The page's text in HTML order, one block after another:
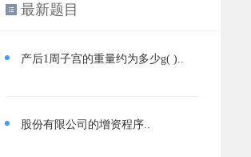
最新题目
产后1周子宫的重量约为多少g( )..
股份有限公司的增资程序..